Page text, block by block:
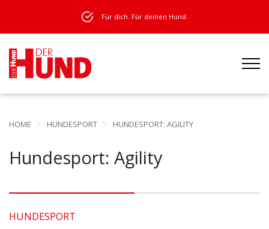
Für dich. Für deinen Hund.
HOME HUNDESPORT HUNDESPORT: AGILITY
Hundesport: Agility
HUNDESPORT